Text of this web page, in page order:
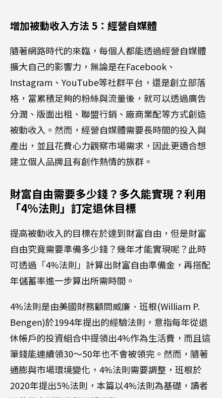
增加被動收入方法 5：經營自媒體
隨著網路時代的來臨，每個人都能透過經營自媒體
擴大自己的影響力，無論是在Facebook、
Instagram、YouTube等社群平台，還是創立部落
格，當累積足夠的粉絲與流量後，就可以透過廣告
分潤、版面出租、聯盟行銷、廠商業配等方式創造
被動收入。然而，經營自媒體需要長時間的投入與
產出，並且花費心力觀察市場需求，因此更適合想
建立個人品牌且有創作熱情的族群。
財富自由需要多少錢？多久能實現？利用
「4%法則」訂定退休目標
提高被動收入的目標在於達到財富自由，但是財富
自由究竟需要準備多少錢？幾年才能實現呢？此時
可透過「4%法則」計算出財富自由準備金，再搭配
年儲蓄率進一步算出所需時間。
4%法則是由美國財務顧問威廉．班根(William P.
Bengen)於1994年提出的經驗法則，意指每年從退
休帳戶的投資組合中提領出4%作為生活費，而且這
筆錢能連續領30～50年也不會被領完。然而，隨著
通膨與市場環境變化，4%法則需要調整，班根於
2020年提出5%法則，本篇以4%法則為基礎，讀者